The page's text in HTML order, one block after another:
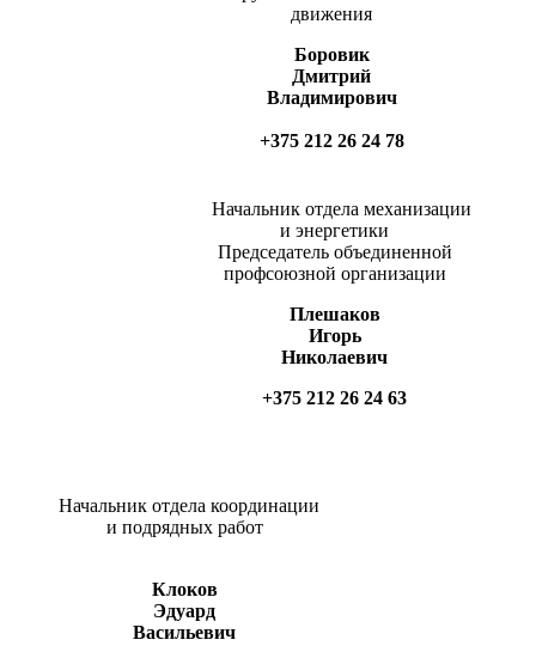
движения
Боровик
Дмитрий
Владимирович
+375 212 26 24 78
Начальник отдела механизации
и энергетики
Председатель объединенной
профсоюзной организации
Плешаков
Игорь
Николаевич
+375 212 26 24 63
Начальник отдела координации
и подрядных работ
Клоков
Эдуард
Васильевич